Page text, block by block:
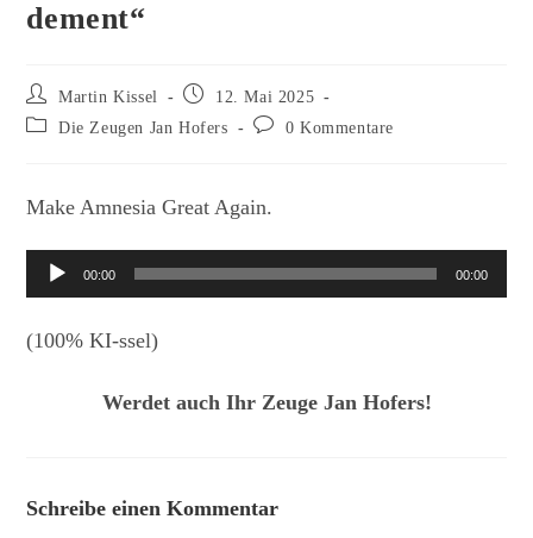
dement“
Beitrags-
Autor:
Martin Kissel
Beitrag
veröffentlicht:
12. Mai 2025
Beitrags-Die Zeugen Jan Hofers
Beitrags-0 Kommentare
Make Amnesia Great Again.
Audio-00:00 00:00
(100% KI-ssel)
Werdet auch Ihr Zeuge Jan Hofers!
Schreibe einen Kommentar